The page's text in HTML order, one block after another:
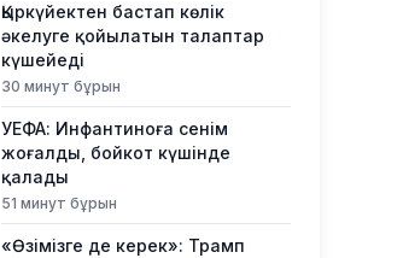
Қыркүйектен бастап көлік
әкелуге қойылатын талаптар
күшейеді
30 минут бұрын
УЕФА: Инфантиноға сенім
жоғалды, бойкот күшінде
қалады
51 минут бұрын
«Өзімізге де керек»: Трамп